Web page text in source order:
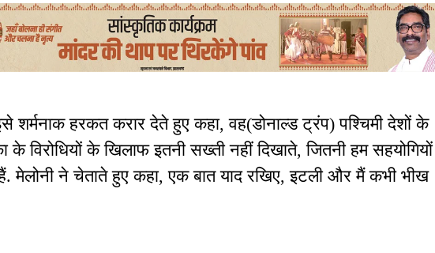
शर्मनाक हरकत करार देते हुए कहा, वह(डोनाल्ड ट्रंप) पश्चिमी देशों के
के विरोधियों के खिलाफ इतनी सख्ती नहीं दिखाते, जितनी हम सहयोगियों
मेलोनी ने चेताते हुए कहा, एक बात याद रखिए, इटली और मैं कभी भीख